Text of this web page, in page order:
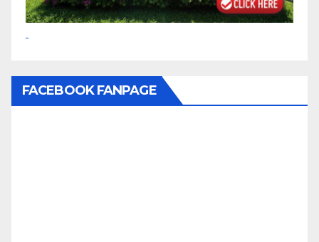
FACEBOOK FANPAGE